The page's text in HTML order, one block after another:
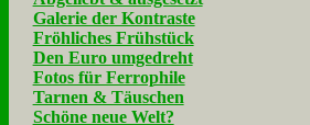
Galerie der Kontraste
Fröhliches Frühstück
Den Euro umgedreht
Fotos für Ferrophile
Tarnen & Täuschen
Schöne neue Welt?